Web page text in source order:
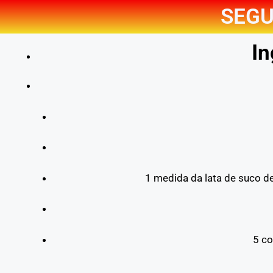
1 medida da lata de suco
5